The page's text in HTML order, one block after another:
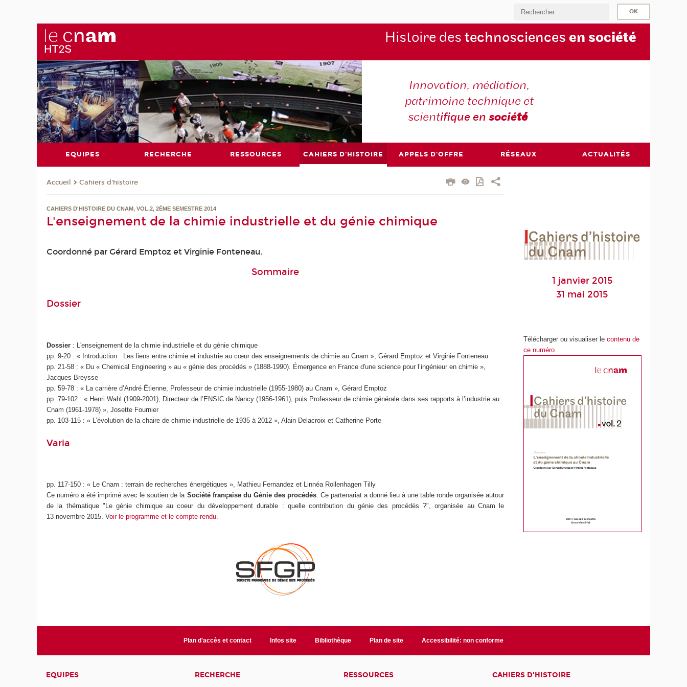
Histoire des technosciences en société
Innovation, médiation,
patrimoine technique et
scientifique ensociété
EQUIPES RECHERCHE RESSOURCES CAHIERS D'HISTOIRE APPELS D'OFFRE RÉSEAUX ACTUALITÉS
Accueil Cahiers d'histoire
CAHIERS D'HISTOIRE DU CNAM, VOL.2, 2ÈME SEMESTRE 2014
L'enseignement de la chimie industrielle et du génie chimique
Coordonné par Gérard Emptoz et Virginie Fonteneau.
Sommaire
Dossier
Dossier : L'enseignement de la chimie industrielle et du génie chimique
pp. 9-20 : « Introduction : Les liens entre chimie et industrie au cœur des enseignements de chimie au Cnam », Gérard Emptoz et Virginie Fonteneau
pp. 21-58 : « Du « Chemical Engineering » au « génie des procédés » (1888-1990). Émergence en France d'une science pour l’ingénieur en chimie »,
Jacques Breysse
pp. 59-78 : « La carrière d’André Étienne, Professeur de chimie industrielle (1955-1980) au Cnam », Gérard Emptoz
pp. 79-102 : « Henri Wahl (1909-2001), Directeur de l’ENSIC de Nancy (1956-1961), puis Professeur de chimie générale dans ses rapports à l’industrie au
Cnam (1961-1978) », Josette Fournier
pp. 103-115 : « L’évolution de la chaire de chimie industrielle de 1935 à 2012 », Alain Delacroix et Catherine Porte
Varia
pp. 117-150 : « Le Cnam : terrain de recherches énergétiques », Mathieu Fernandez et Linnéa Rollenhagen Tilly
Ce numéro a été imprimé avec le soutien de la Société française du Génie des procédés. Ce partenariat a donné lieu à une table ronde organisée autour
de la thématique "Le génie chimique au coeur du développement durable : quelle contribution du génie des procédés ?", organisée au Cnam le
13 novembre 2015. Voir le programme et le compte-rendu.
1 janvier 2015
31 mai 2015
Télécharger ou visualiser lecontenu de
ce numéro.
Plan d'accès et contact Infos site Bibliothèque Plan de site Accessibilité: non conforme
EQUIPES RECHERCHE RESSOURCES CAHIERS D'HISTOIRE